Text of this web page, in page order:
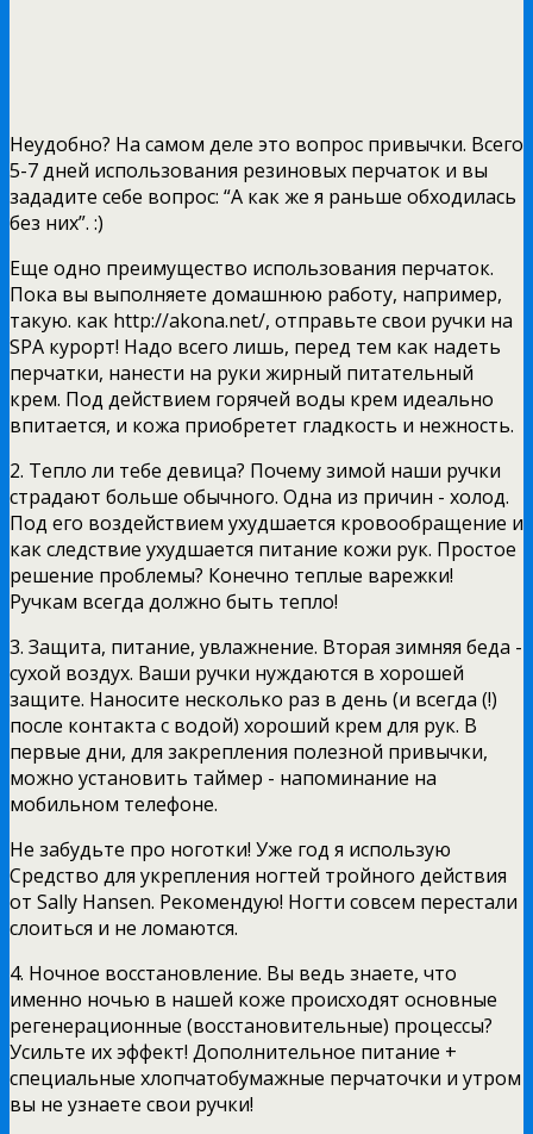
Неудобно? На самом деле это вопрос привычки. Всего
5-7 дней использования резиновых перчаток и вы
зададите себе вопрос: “А как же я раньше обходилась
без них”. :)
Еще одно преимущество использования перчаток.
Пока вы выполняете домашнюю работу, например,
такую. как http://akona.net/, отправьте свои ручки на
SPA курорт! Надо всего лишь, перед тем как надеть
перчатки, нанести на руки жирный питательный
крем. Под действием горячей воды крем идеально
впитается, и кожа приобретет гладкость и нежность.
2. Тепло ли тебе девица? Почему зимой наши ручки
страдают больше обычного. Одна из причин - холод.
Под его воздействием ухудшается кровообращение и
как следствие ухудшается питание кожи рук. Простое
решение проблемы? Конечно теплые варежки!
Ручкам всегда должно быть тепло!
3. Защита, питание, увлажнение. Вторая зимняя беда -
сухой воздух. Ваши ручки нуждаются в хорошей
защите. Наносите несколько раз в день (и всегда (!)
после контакта с водой) хороший крем для рук. В
первые дни, для закрепления полезной привычки,
можно установить таймер - напоминание на
мобильном телефоне.
Не забудьте про ноготки! Уже год я использую
Средство для укрепления ногтей тройного действия
от Sally Hansen. Рекомендую! Ногти совсем перестали
слоиться и не ломаются.
4. Ночное восстановление. Вы ведь знаете, что
именно ночью в нашей коже происходят основные
регенерационные (восстановительные) процессы?
Усильте их эффект! Дополнительное питание +
специальные хлопчатобумажные перчаточки и утром
вы не узнаете свои ручки!